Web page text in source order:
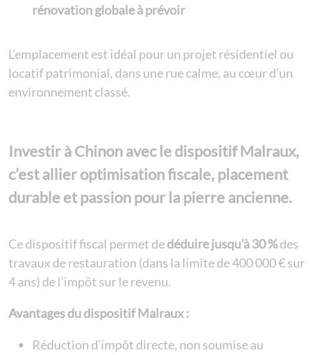
rénovation globale à prévoir
L’emplacement est idéal pour un projet résidentiel ou
locatif patrimonial, dans une rue calme, au cœur d’un
environnement classé.
Investir à Chinon avec le dispositif Malraux,
c’est allieroptimisation fiscale, placement
durable et passion pour la pierre ancienne.
Ce dispositif fiscal permet dedéduire jusqu’à 30 %des
travaux de restauration (dans la limite de 400 000 € sur
4 ans) de l’impôt sur le revenu.
Avantages du dispositif Malraux :
Réduction d’impôt directe, non soumise au